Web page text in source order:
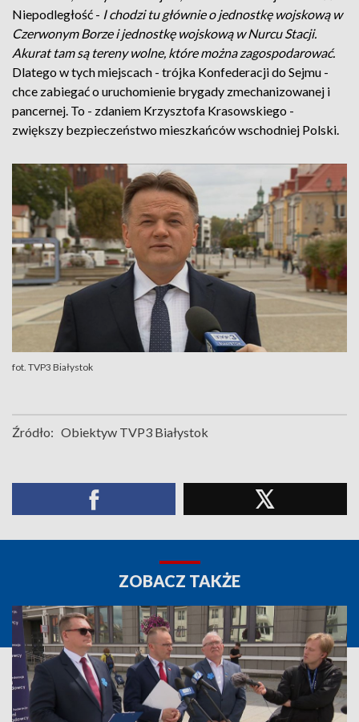
Niepodległość - I chodzi tu głównie o jednostkę wojskową w
Czerwonym Borze i jednostkę wojskową w Nurcu Stacji.
Akurat tam są tereny wolne, które można zagospodarować.
Dlatego w tych miejscach - trójka Konfederacji do Sejmu -
chce zabiegać o uruchomienie brygady zmechanizowanej i
pancernej. To - zdaniem Krzysztofa Krasowskiego -
zwiększy bezpieczeństwo mieszkańców wschodniej Polski.
fot. TVP3 Białystok
Źródło: Obiektyw TVP3 Białystok
ZOBACZ TAKŻE